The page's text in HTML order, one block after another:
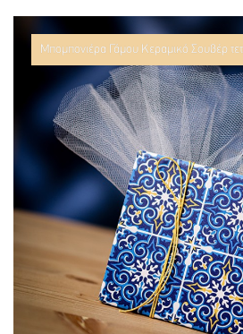
Μπομπονιέρα Γάμου Κεραμικό Σουβέρ